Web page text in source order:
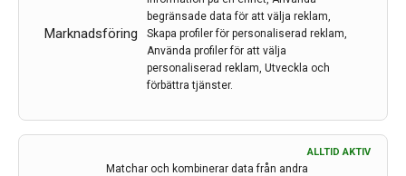
Marknadsföring
begränsade data för att välja reklam,
Skapa profiler för personaliserad reklam,
Använda profiler för att välja
personaliserad reklam, Utveckla och
förbättra tjänster.
ALLTID AKTIV
Matchar och kombinerar data från andra